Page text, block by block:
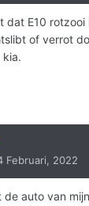
dat E10
of verrot
kia.
Februari, 2022
auto van